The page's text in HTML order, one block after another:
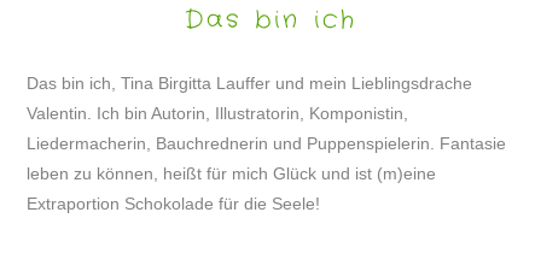
Das bin ich
Das bin ich, Tina Birgitta Lauffer und mein Lieblingsdrache
Valentin. Ich bin Autorin, Illustratorin, Komponistin,
Liedermacherin, Bauchrednerin und Puppenspielerin. Fantasie
leben zu können, heißt für mich Glück und ist (m)eine
Extraportion Schokolade für die Seele!